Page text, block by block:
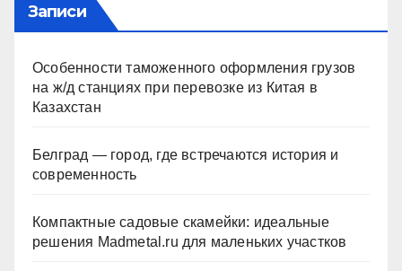
Записи
Особенности таможенного оформления грузов
на ж/д станциях при перевозке из Китая в
Казахстан
Белград — город, где встречаются история и
современность
Компактные садовые скамейки: идеальные
решения Madmetal.ru для маленьких участков